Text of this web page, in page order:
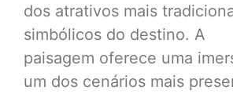
dos atrativos mais
simbólicos do destino. A
paisagem oferece uma
um dos cenários mais